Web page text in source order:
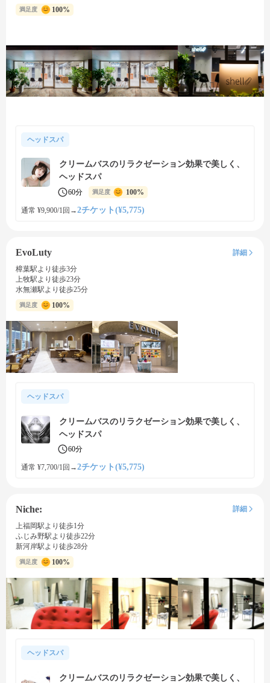
満足度 100%
ヘッドスパ
クリームバスのリラクゼーション効果で美しく、
ヘッドスパ
60分 満足度 100%
通常 ¥9,900/1回 →2チケット(¥5,775)
EvoLuty
詳細
樟葉駅より徒歩3分
上牧駅より徒歩23分
水無瀬駅より徒歩25分
満足度 100%
ヘッドスパ
クリームバスのリラクゼーション効果で美しく、
ヘッドスパ
60分
通常 ¥7,700/1回 →2チケット(¥5,775)
Niche:
詳細
上福岡駅より徒歩1分
ふじみ野駅より徒歩22分
新河岸駅より徒歩28分
満足度 100%
ヘッドスパ
クリームバスのリラクゼーション効果で美しく、